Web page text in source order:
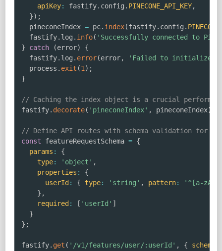
apiKey: fastify. config . PINECONE_API_KEY,
}) ;
  pineconeIndex
= pc. index(fastify. config .
  fastify
. log . info( 'Successfully connected to
}
catch (error)
{
  fastify
. log . error(error,
'Failed to initialize
  process
. exit (1 ) ;
}
// Caching the index object is a crucial
fastify. decorate( 'pineconeIndex' , pineconeIndex)
// Define API routes with schema validation for
const featureRequestSchema = {
params :
{
type: 'object' ,
properties :
{
userId : { type: 'string' , pattern:
'^[a-zA-
} ,
required : [ 'userId' ]
}
} ;
fastify. get ( '/v1/features/user/:userId' , { schema